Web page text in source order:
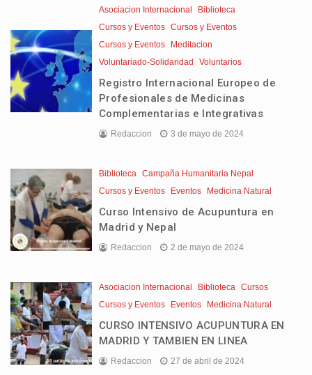
Asociacion Internacional
Biblioteca
Cursos y Eventos Cursos y Eventos
Cursos y Eventos
Meditacion
Voluntariado-Solidaridad
Voluntarios
Registro Internacional Europeo de
Profesionales de Medicinas
Complementarias e Integrativas
Redaccion 3 de mayo de 2024
Biblioteca Campaña Humanitaria Nepal
Cursos y Eventos
Eventos Medicina Natural
Curso Intensivo de Acupuntura en
Madrid y Nepal
Redaccion 2 de mayo de 2024
Asociacion Internacional Biblioteca Cursos
Cursos y Eventos
Eventos Medicina Natural
CURSO INTENSIVO ACUPUNTURA EN
MADRID Y TAMBIEN EN LINEA
Redaccion 27 de abril de 2024